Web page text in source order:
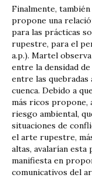
Finalmente,
propone una
para las prácticas
rupestre, para el
a.p.). Martel
entre la densidad
entre las
cuenca. Debido a
más ricos propone,
riesgo ambiental,
situaciones de
el arte rupestre,
altas, avalarían
manifiesta en
comunicativos del